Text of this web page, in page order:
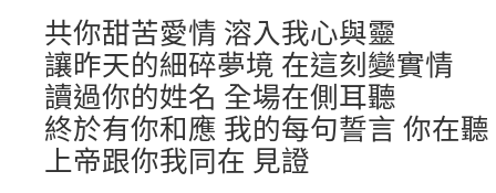
共你甜苦愛情 溶入我心與靈
讓昨天的細碎夢境 在這刻變實情
讀過你的姓名 全場在側耳聽
終於有你和應 我的每句誓言 你在聽
上帝跟你我同在 見證